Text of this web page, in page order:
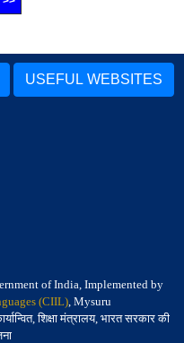
USEFUL WEBSITES
of India, Implemented by
(CIIL), Mysuru
शिक्षा मंत्रालय, भारत सरकार की